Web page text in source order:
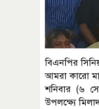
বিএনপির
আমরা কারো
শনিবার (৬
উপলক্ষ্যে